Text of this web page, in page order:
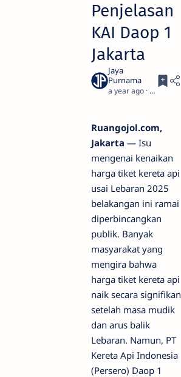
Penjelasan
KAI Daop 1
Jakarta
a year ago 3
Ruangojol.com,
Jakarta — Isu
mengenai kenaikan
harga tiket kereta api
usai Lebaran 2025
belakangan ini ramai
diperbincangkan
publik. Banyak
masyarakat yang
mengira bahwa
harga tiket kereta api
naik secara signifikan
setelah masa mudik
dan arus balik
Lebaran. Namun, PT
Kereta Api Indonesia
(Persero) Daop 1